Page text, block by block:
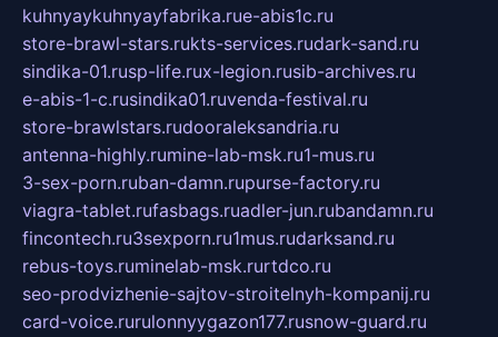
kuhnyaykuhnyayfabrika.rue-abis1c.ru
store-brawl-stars.rukts-services.rudark-sand.ru
sindika-01.rusp-life.rux-legion.rusib-archives.ru
e-abis-1-c.rusindika01.ruvenda-festival.ru
store-brawlstars.rudooraleksandria.ru
antenna-highly.rumine-lab-msk.ru1-mus.ru
3-sex-porn.ruban-damn.rupurse-factory.ru
viagra-tablet.rufasbags.ruadler-jun.rubandamn.ru
fincontech.ru3sexporn.ru1mus.rudarksand.ru
rebus-toys.ruminelab-msk.rurtdco.ru
seo-prodvizhenie-sajtov-stroitelnyh-kompanij.ru
card-voice.rurulonnyygazon177.rusnow-guard.ru